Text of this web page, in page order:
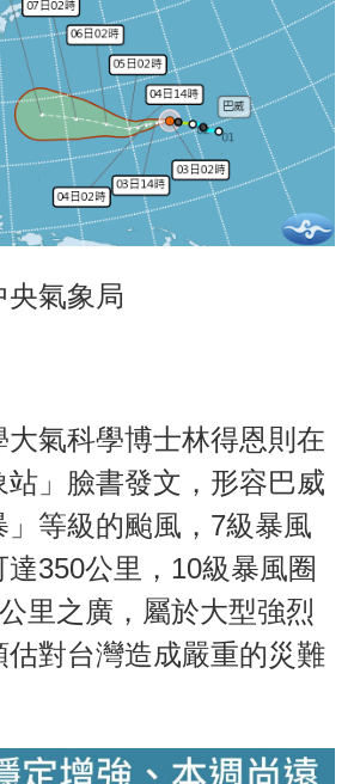
央氣象局
大氣科學博士林得恩則在
站」臉書發文，形容巴威
等級的颱風，7級暴風
350公里，10級暴風圈
里之廣，屬於大型強烈
估對台灣造成嚴重的災難